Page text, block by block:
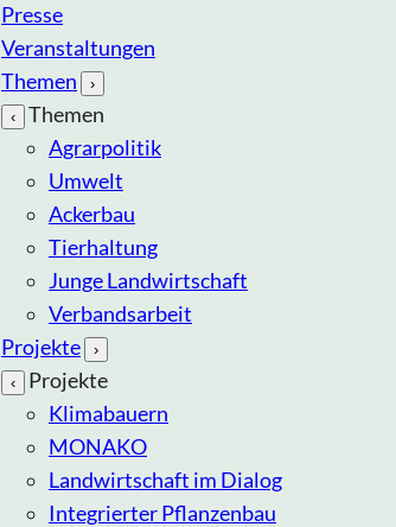
Presse
Veranstaltungen
Themen
›
‹
Themen
Agrarpolitik
Umwelt
Ackerbau
Tierhaltung
Junge Landwirtschaft
Verbandsarbeit
Projekte
›
‹
Projekte
Klimabauern
MONAKO
Landwirtschaft im Dialog
Integrierter Pflanzenbau